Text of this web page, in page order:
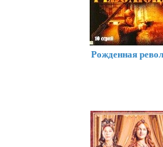
Рожденная